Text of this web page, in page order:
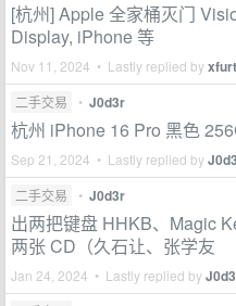
[杭州] Apple 全家桶灭门
Display, iPhone 等
Nov 11, 2024 • Lastly replied by
二手交易 • J0d3r
杭州 iPhone 16 Pro 黑色
Sep 21, 2024 • Lastly replied by
二手交易 • J0d3r
出两把键盘 HHKB、Magic
两张 CD（久石让、张学友
Jan 24, 2024 • Lastly replied by